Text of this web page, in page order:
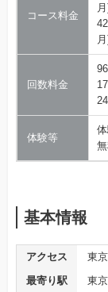
コース料金
回数料金
体験等
基本情報
アクセス
東
最寄り駅
東